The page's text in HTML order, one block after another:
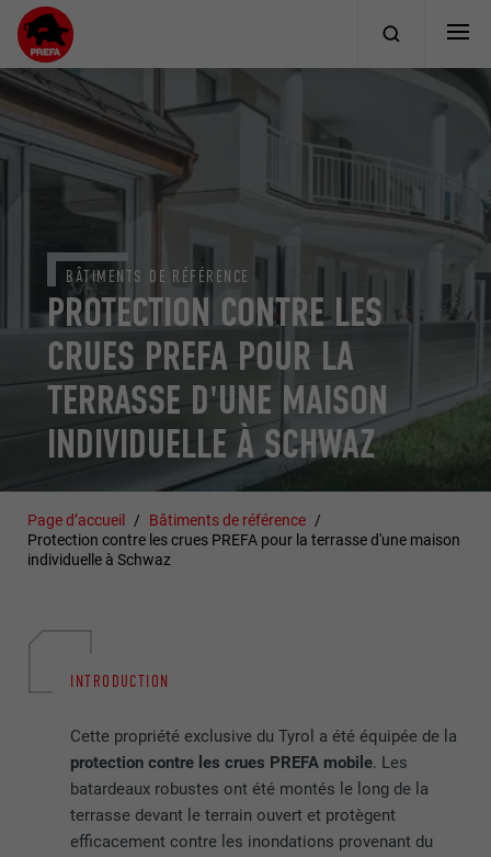
PROTECTION CONTRE LES
CRUES PREFA POUR LA
TERRASSE D'UNE MAISON
INDIVIDUELLE À SCHWAZ
BÂTIMENTS DE RÉFÉRENCE
Page d’accueil
Bâtiments de référence
Protection contre les crues PREFA pour la terrasse d'une maison
individuelle à Schwaz
INTRODUCTION
Cette propriété exclusive du Tyrol a été équipée de la
protection contre les crues PREFA mobile. Les
batardeaux robustes ont été montés le long de la
terrasse devant le terrain ouvert et protègent
efficacement contre les inondations provenant du